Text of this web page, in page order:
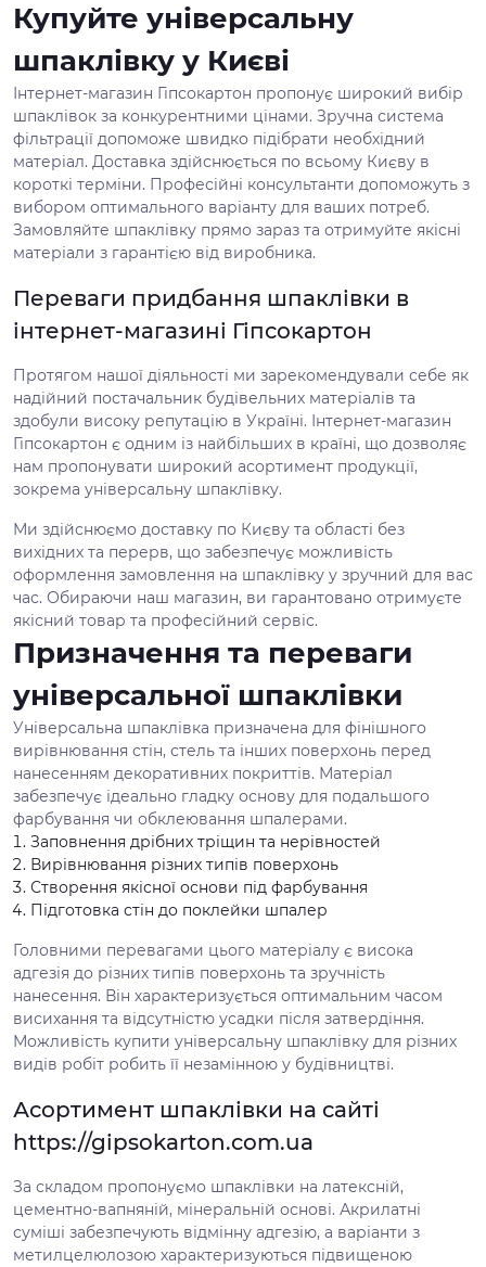
Купуйте універсальну
шпаклівку у Києві
Інтернет-магазин Гіпсокартон пропонує широкий вибір
шпаклівок за конкурентними цінами. Зручна система
фільтрації допоможе швидко підібрати необхідний
матеріал. Доставка здійснюється по всьому Києву в
короткі терміни. Професійні консультанти допоможуть з
вибором оптимального варіанту для ваших потреб.
Замовляйте шпаклівку прямо зараз та отримуйте якісні
матеріали з гарантією від виробника.
Переваги придбання шпаклівки в
інтернет-магазині Гіпсокартон
Протягом нашої діяльності ми зарекомендували себе як
надійний постачальник будівельних матеріалів та
здобули високу репутацію в Україні. Інтернет-магазин
Гіпсокартон є одним із найбільших в країні, що дозволяє
нам пропонувати широкий асортимент продукції,
зокрема універсальну шпаклівку.
Ми здійснюємо доставку по Києву та області без
вихідних та перерв, що забезпечує можливість
оформлення замовлення на шпаклівку у зручний для вас
час. Обираючи наш магазин, ви гарантовано отримуєте
якісний товар та професійний сервіс.
Призначення та переваги
універсальної шпаклівки
Універсальна шпаклівка призначена для фінішного
вирівнювання стін, стель та інших поверхонь перед
нанесенням декоративних покриттів. Матеріал
забезпечує ідеально гладку основу для подальшого
фарбування чи обклеювання шпалерами.
Заповнення дрібних тріщин та нерівностей
Вирівнювання різних типів поверхонь
Створення якісної основи під фарбування
Підготовка стін до поклейки шпалер
Головними перевагами цього матеріалу є висока
адгезія до різних типів поверхонь та зручність
нанесення. Він характеризується оптимальним часом
висихання та відсутністю усадки після затвердіння.
Можливість купити універсальну шпаклівку для різних
видів робіт робить її незамінною у будівництві.
Асортимент шпаклівки на сайті
https://gipsokarton.com.ua
За складом пропонуємо шпаклівки на латексній,
цементно-вапняній, мінеральній основі. Акрилатні
суміші забезпечують відмінну адгезію, а варіанти з
метилцелюлозою характеризуються підвищеною